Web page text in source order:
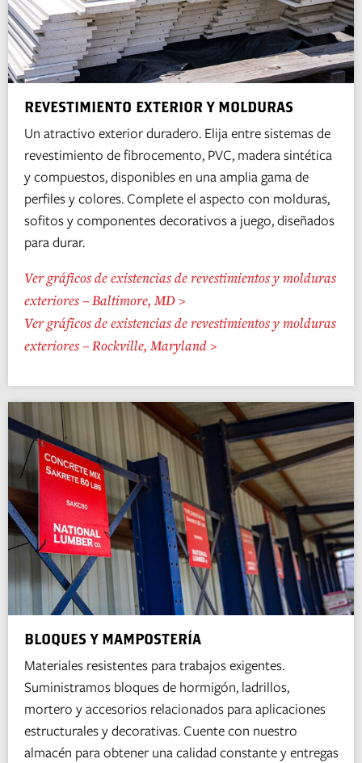
REVESTIMIENTO EXTERIOR Y MOLDURAS
Un atractivo exterior duradero. Elija entre sistemas de
revestimiento de fibrocemento, PVC, madera sintética
y compuestos, disponibles en una amplia gama de
perfiles y colores. Complete el aspecto con molduras,
sofitos y componentes decorativos a juego, diseñados
para durar.
Ver gráficos de existencias de revestimientos y molduras
exteriores – Baltimore, MD >
Ver gráficos de existencias de revestimientos y molduras
exteriores – Rockville, Maryland >
BLOQUES Y MAMPOSTERÍA
Materiales resistentes para trabajos exigentes.
Suministramos bloques de hormigón, ladrillos,
mortero y accesorios relacionados para aplicaciones
estructurales y decorativas. Cuente con nuestro
almacén para obtener una calidad constante y entregas